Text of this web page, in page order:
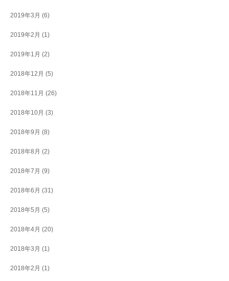
2019年3月 (6)
2019年2月 (1)
2019年1月 (2)
2018年12月 (5)
2018年11月 (26)
2018年10月 (3)
2018年9月 (8)
2018年8月 (2)
2018年7月 (9)
2018年6月 (31)
2018年5月 (5)
2018年4月 (20)
2018年3月 (1)
2018年2月 (1)